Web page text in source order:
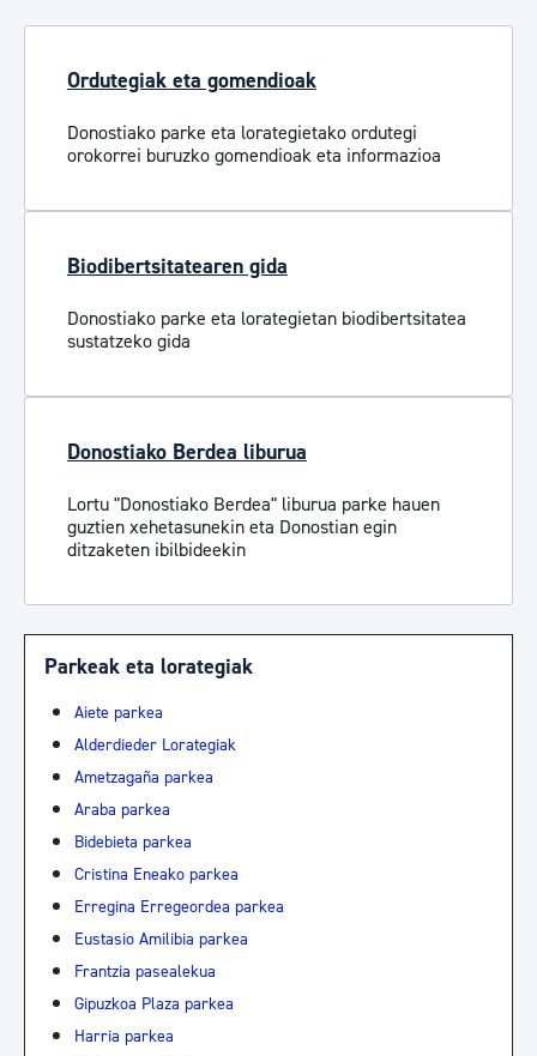
Ordutegiak eta gomendioak
Donostiako parke eta lorategietako ordutegi
orokorrei buruzko gomendioak eta informazioa
Biodibertsitatearen gida
Donostiako parke eta lorategietan biodibertsitatea
sustatzeko gida
Donostiako Berdea liburua
Lortu "Donostiako Berdea" liburua parke hauen
guztien xehetasunekin eta Donostian egin
ditzaketen ibilbideekin
Parkeak eta lorategiak
Aiete parkea
Alderdieder Lorategiak
Ametzagaña parkea
Araba parkea
Bidebieta parkea
Cristina Eneako parkea
Erregina Erregeordea parkea
Eustasio Amilibia parkea
Frantzia pasealekua
Gipuzkoa Plaza parkea
Harria parkea